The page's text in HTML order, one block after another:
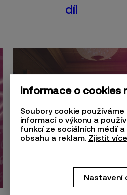
Informace o cookies
Soubory cookie
informací o výkonu a
funkcí ze sociálních médií
obsahu a reklam. Zjistit více
Nastavení
díl